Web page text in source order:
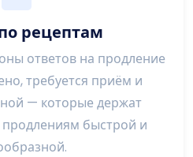
рецептам
ответов на продление
требуется приём и
— которые держат
быстрой и